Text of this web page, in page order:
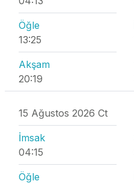
Öğle
13:25
Akşam
20:19
15 Ağustos 2026 Ct
İmsak
04:15
Öğle